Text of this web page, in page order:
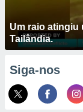
Um raio atingiu
Tailândia.
Siga-nos